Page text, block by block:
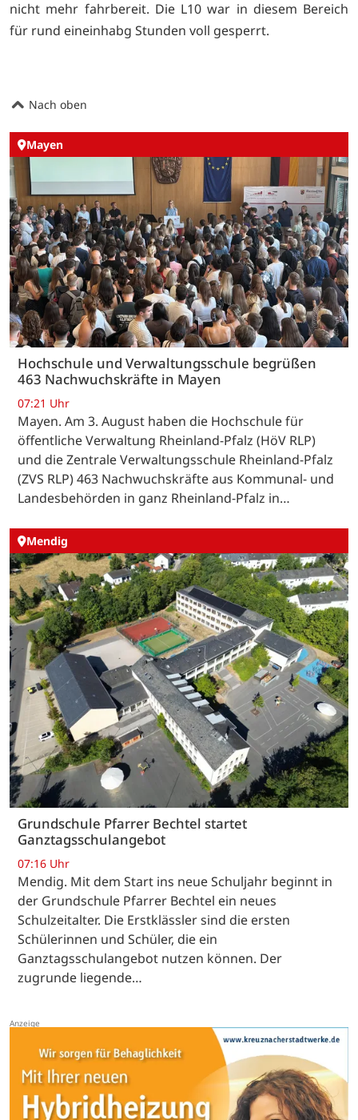
nicht mehr fahrbereit. Die L10 war in diesem Bereich
für rund eineinhabg Stunden voll gesperrt.
Nach oben
Mayen
Hochschule und Verwaltungsschule begrüßen
463 Nachwuchskräfte in Mayen
07:21 Uhr
Mayen. Am 3. August haben die Hochschule für
öffentliche Verwaltung Rheinland-Pfalz (HöV RLP)
und die Zentrale Verwaltungsschule Rheinland-Pfalz
(ZVS RLP) 463 Nachwuchskräfte aus Kommunal- und
Landesbehörden in ganz Rheinland-Pfalz in…
Mendig
Grundschule Pfarrer Bechtel startet
Ganztagsschulangebot
07:16 Uhr
Mendig. Mit dem Start ins neue Schuljahr beginnt in
der Grundschule Pfarrer Bechtel ein neues
Schulzeitalter. Die Erstklässler sind die ersten
Schülerinnen und Schüler, die ein
Ganztagsschulangebot nutzen können. Der
zugrunde liegende…